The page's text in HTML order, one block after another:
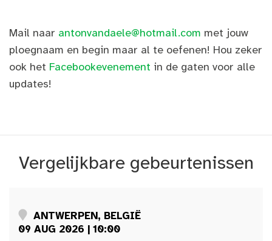
Mail naar antonvandaele@hotmail.com met jouw
ploegnaam en begin maar al te oefenen! Hou zeker
ook het Facebookevenement in de gaten voor alle
updates!
Vergelijkbare gebeurtenissen
ANTWERPEN, BELGIË
09 AUG 2026 | 10:00